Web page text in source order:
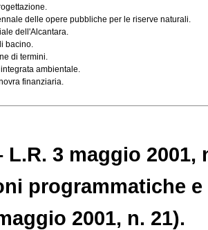
delle opere pubbliche per le riserve naturali.
dell'Alcantara.
bacino.
di termini.
ambientale.
finanziaria.
L.R. 3 maggio 2001,
programmatiche
2001, n. 21).